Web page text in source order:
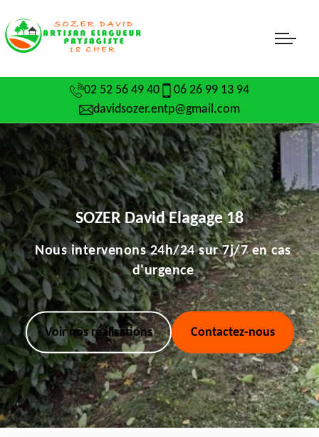
02 52 56 49 40
06 26 99 13 94
davidsozer.entp@gmail.com
SOZER David Elagage 18
Nous intervenons 24h/24 sur 7j/7 en cas
d'urgence
Voir nos réalisations Contactez-nous